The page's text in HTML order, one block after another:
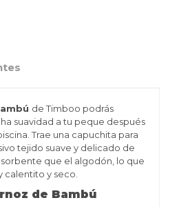
de Timboo podrás
suavidad a tu peque después
Trae una capuchita para
tejido suave y delicado de
que el algodón, lo que
calentito y seco.
de Bambú